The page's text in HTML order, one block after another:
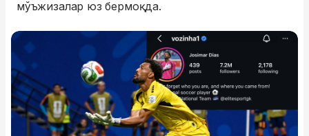
мўъжизалар юз бермоқда.